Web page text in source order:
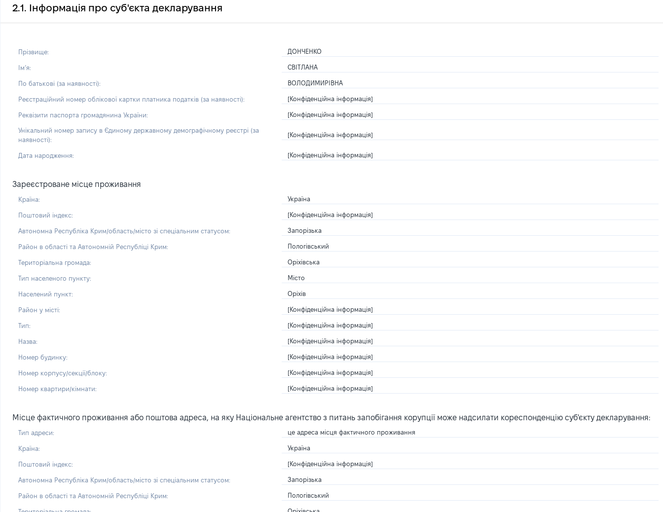
2.1. Інформація про суб'єкта декларування
Прізвище: ДОНЧЕНКО
Імʼя: СВІТЛАНА
По батькові (за наявності): ВОЛОДИМИРІВНА
Реєстраційний номер облікової картки платника податків (за наявності): [Конфіденційна інформація]
Реквізити паспорта громадянина України: [Конфіденційна інформація]
Унікальний номер запису в Єдиному державному демографічному реєстрі (за
наявності):
[Конфіденційна інформація]
Дата народження: [Конфіденційна інформація]
Зареєстроване місце проживання
Країна: Україна
Поштовий індекс: [Конфіденційна інформація]
Автономна Республіка Крим/область/місто зі спеціальним статусом: Запорізька
Район в області та Автономній Республіці Крим: Пологівський
Територіальна громада: Оріхівська
Тип населеного пункту: Місто
Населений пункт: Оріхів
Район у місті: [Конфіденційна інформація]
Тип: [Конфіденційна інформація]
Назва: [Конфіденційна інформація]
Номер будинку: [Конфіденційна інформація]
Номер корпусу/секції/блоку: [Конфіденційна інформація]
Номер квартири/кімнати: [Конфіденційна інформація]
Місце фактичного проживання або поштова адреса, на яку Національне агентство з питань запобігання корупції може надсилати кореспонденцію суб'єкту декларування:
Тип адреси: це адреса місця фактичного проживання
Країна: Україна
Поштовий індекс: [Конфіденційна інформація]
Автономна Республіка Крим/область/місто зі спеціальним статусом: Запорізька
Район в області та Автономній Республіці Крим: Пологівський